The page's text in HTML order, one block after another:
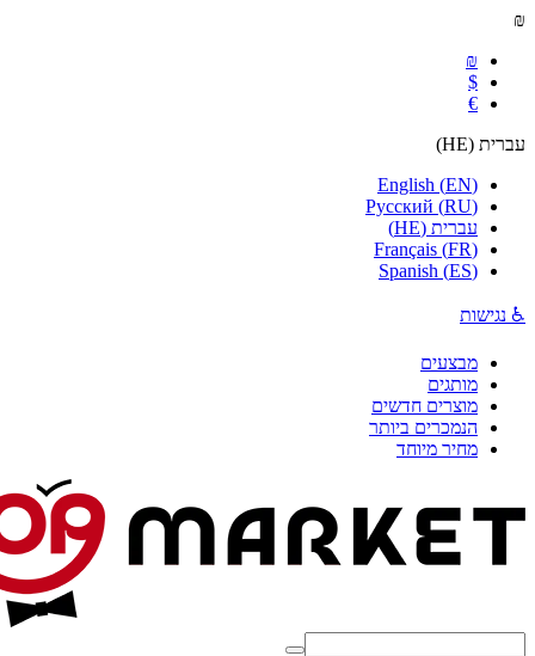
₪
₪
$
€
עברית (
HE
)
English (EN)
Русский (RU)
עברית (
HE
)
Français (FR)
Spanish (ES)
♿ נגישות
מבצעים
מותגים
מוצרים חדשים
הנמכרים ביותר
מחיר מיוחד